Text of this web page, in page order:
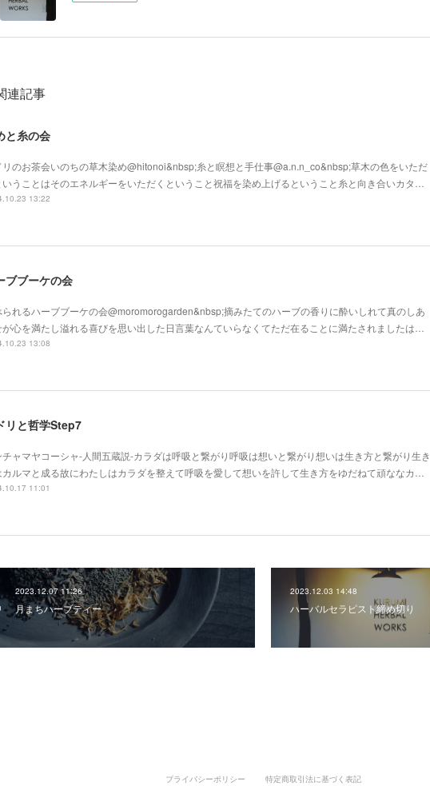
連記事
と糸の会
リのお茶会いのちの草木染め@hitonoi&nbsp;糸と瞑想と手仕事@a.n.n_co&nbsp;草木の色をいただ
いうことはそのエネルギーをいただくということ祝福を染め上げるということ糸と向き合いカタ…
13:22
ブブーケの会
られるハーブブーケの会@moromorogarden&nbsp;摘みたてのハーブの香りに酔いしれて真のしあ
が心を満たし溢れる喜びを思い出した日言葉なんていらなくてただ在ることに満たされましたは…
13:08
リと哲学Step7
チャマヤコーシャ-人間五蔵説-カラダは呼吸と繋がり呼吸は想いと繋がり想いは生き方と繋がり生き
ルマと成る故にわたしはカラダを整えて呼吸を愛して想いを許して生き方をゆだねて頑ななカ…
11:01
2023.12.07 11:26
月まちハーブティー
2023.12.03 14:48
ハーバルセラピスト締め切り
プライバシーポリシー 特定商取引法に基づく表記